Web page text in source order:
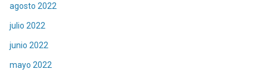
agosto 2022
julio 2022
junio 2022
mayo 2022